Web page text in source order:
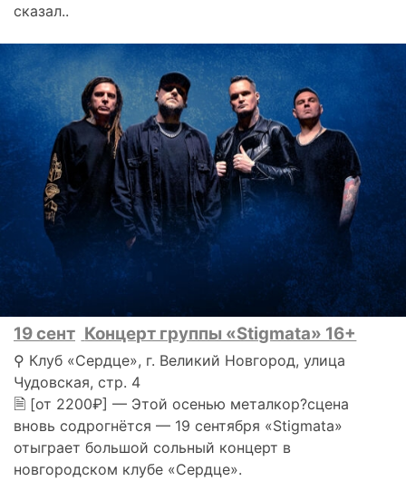
сказал..
19 сент Концерт группы «Stigmata» 16+
⚲ Клуб «Сердце», г. Великий Новгород, улица
Чудовская, стр. 4
🗎 [от 2200₽] — Этой осенью металкор?сцена
вновь содрогнётся — 19 сентября «Stigmata»
отыграет большой сольный концерт в
новгородском клубе «Сердце».